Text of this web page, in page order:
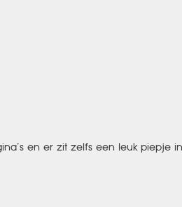
en er zit zelfs een leuk piepje